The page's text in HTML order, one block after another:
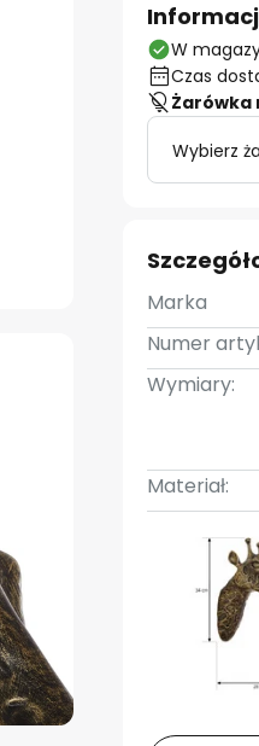
W
Czas
Żarówka
Wybierz
Marka
Numer
Wymiary:
Materiał: